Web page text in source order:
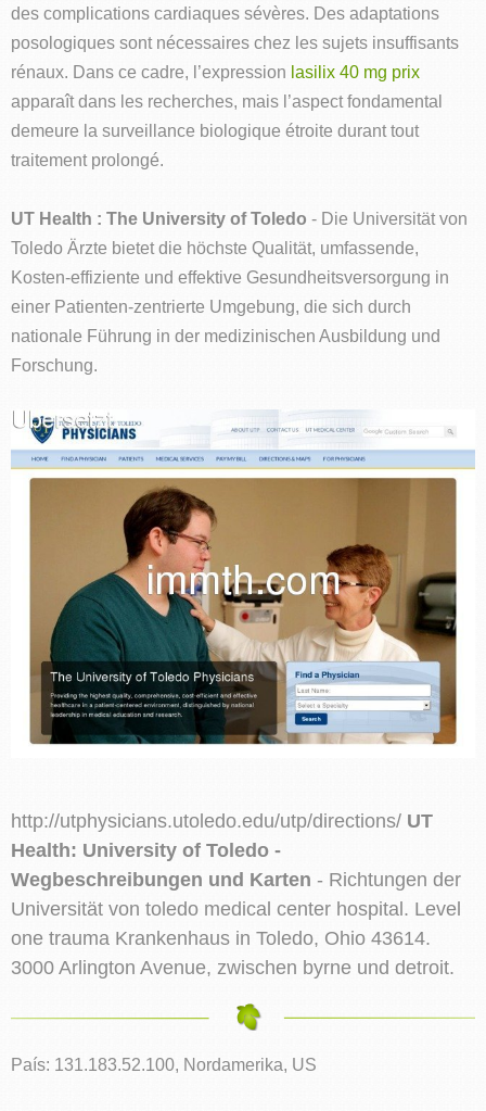
des complications cardiaques sévères. Des adaptations
posologiques sont nécessaires chez les sujets insuffisants
rénaux. Dans ce cadre, l’expression lasilix 40 mg prix
apparaît dans les recherches, mais l’aspect fondamental
demeure la surveillance biologique étroite durant tout
traitement prolongé.
UT Health : The University of Toledo - Die Universität von
Toledo Ärzte bietet die höchste Qualität, umfassende,
Kosten-effiziente und effektive Gesundheitsversorgung in
einer Patienten-zentrierte Umgebung, die sich durch
nationale Führung in der medizinischen Ausbildung und
Forschung.
http://utphysicians.utoledo.edu/utp/directions/ UT
Health: University of Toledo -
Wegbeschreibungen und Karten - Richtungen der
Universität von toledo medical center hospital. Level
one trauma Krankenhaus in Toledo, Ohio 43614.
3000 Arlington Avenue, zwischen byrne und detroit.
País: 131.183.52.100, Nordamerika, US